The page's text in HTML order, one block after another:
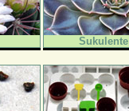
Sukulente